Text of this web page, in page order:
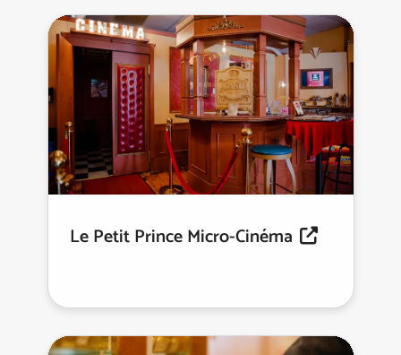
Le Petit Prince Micro-Cinéma